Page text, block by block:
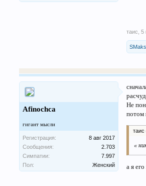
таис 5
SMaks
Afinochca
гигант мысли
Регистрация:
8 авг 2017
Сообщения:
2.703
Симпатии:
7.997
Пол:
Женский
Не
потом
таис
«
а я